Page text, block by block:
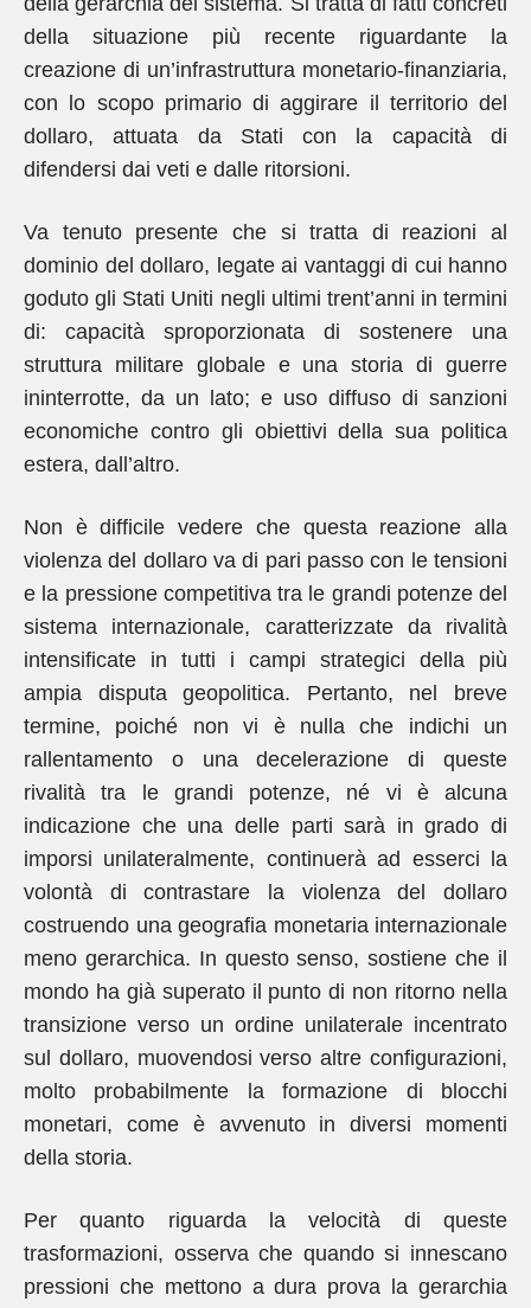
della situazione più recente riguardante la
creazione di un’infrastruttura monetario-finanziaria,
con lo scopo primario di aggirare il territorio del
dollaro, attuata da Stati con la capacità di
difendersi dai veti e dalle ritorsioni.
Va tenuto presente che si tratta di reazioni al
dominio del dollaro, legate ai vantaggi di cui hanno
goduto gli Stati Uniti negli ultimi trent’anni in termini
di: capacità sproporzionata di sostenere una
struttura militare globale e una storia di guerre
ininterrotte, da un lato; e uso diffuso di sanzioni
economiche contro gli obiettivi della sua politica
estera, dall’altro.
Non è difficile vedere che questa reazione alla
violenza del dollaro va di pari passo con le tensioni
e la pressione competitiva tra le grandi potenze del
sistema internazionale, caratterizzate da rivalità
intensificate in tutti i campi strategici della più
ampia disputa geopolitica. Pertanto, nel breve
termine, poiché non vi è nulla che indichi un
rallentamento o una decelerazione di queste
rivalità tra le grandi potenze, né vi è alcuna
indicazione che una delle parti sarà in grado di
imporsi unilateralmente, continuerà ad esserci la
volontà di contrastare la violenza del dollaro
costruendo una geografia monetaria internazionale
meno gerarchica. In questo senso, sostiene che il
mondo ha già superato il punto di non ritorno nella
transizione verso un ordine unilaterale incentrato
sul dollaro, muovendosi verso altre configurazioni,
molto probabilmente la formazione di blocchi
monetari, come è avvenuto in diversi momenti
della storia.
Per quanto riguarda la velocità di queste
trasformazioni, osserva che quando si innescano
pressioni che mettono a dura prova la gerarchia